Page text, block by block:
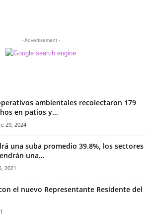
- Advertisement -
ambientales recolectaron 179
en patios y...
29, 2024
una suba promedio 39.8%, los sectores
una...
2021
el nuevo Representante Residente del